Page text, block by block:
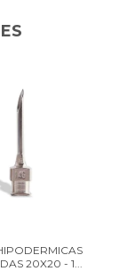
20X20 - 1...